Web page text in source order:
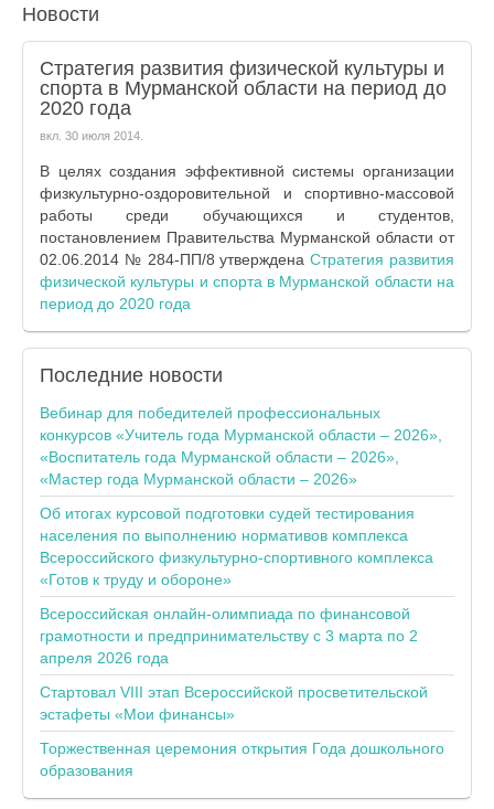
Новости
Стратегия развития физической культуры и
спорта в Мурманской области на период до
2020 года
вкл. 30 июля 2014
В целях создания эффективной системы организации
физкультурно-оздоровительной и спортивно-массовой
работы среди обучающихся и студентов,
постановлением Правительства Мурманской области от
02.06.2014 № 284-ПП/8 утвержденаСтратегия развития
физической культуры и спорта в Мурманской области на
период до 2020 года
Последние новости
Вебинар для победителей профессиональных
конкурсов «Учитель года Мурманской области – 2026»,
«Воспитатель года Мурманской области – 2026»,
«Мастер года Мурманской области – 2026»
Об итогах курсовой подготовки судей тестирования
населения по выполнению нормативов комплекса
Всероссийского физкультурно-спортивного комплекса
«Готов к труду и обороне»
Всероссийская онлайн-олимпиада по финансовой
грамотности и предпринимательству с 3 марта по 2
апреля 2026 года
Стартовал VIII этап Всероссийской просветительской
эстафеты «Мои финансы»
Торжественная церемония открытия Года дошкольного
образования